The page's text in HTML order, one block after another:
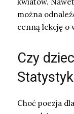
można
cenną lekcję o
Czy
Choć poezja